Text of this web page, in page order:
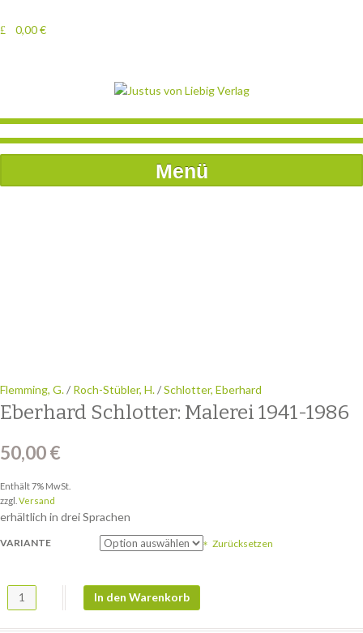
0,00€
Menü
Flemming, G./ Roch-Stübler, H./Schlotter, Eberhard
Eberhard Schlotter: Malerei 1941-1986
50,00€
Enthält 7% MwSt.
zzgl. Versand
erhältlich in drei Sprachen
VARIANTE Zurücksetzen
Eberhard Schlotter: Malerei 1941-1986 Menge
In den Warenkorb